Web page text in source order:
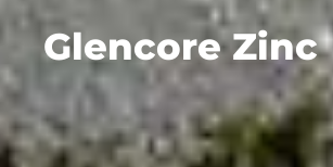
Glencore Zinc